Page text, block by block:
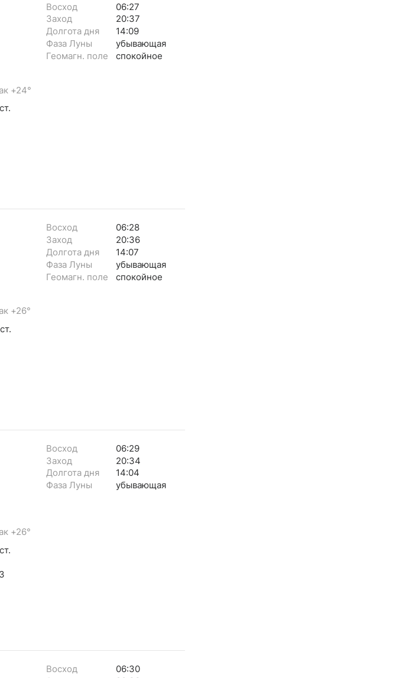
+24°
Восход
06:27
Заход
20:37
Долгота дня
14:09
Фаза Луны
убывающая
Геомагн. поле
спокойное
+26°
Восход
06:28
Заход
20:36
Долгота дня
14:07
Фаза Луны
убывающая
Геомагн. поле
спокойное
+26°
Восход
06:29
Заход
20:34
Долгота дня
14:04
Фаза Луны
убывающая
Восход
06:30